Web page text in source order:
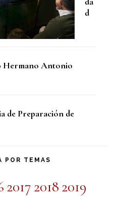
d
Hermano Antonio
de Preparación de
POR TEMAS
2017 2018 2019